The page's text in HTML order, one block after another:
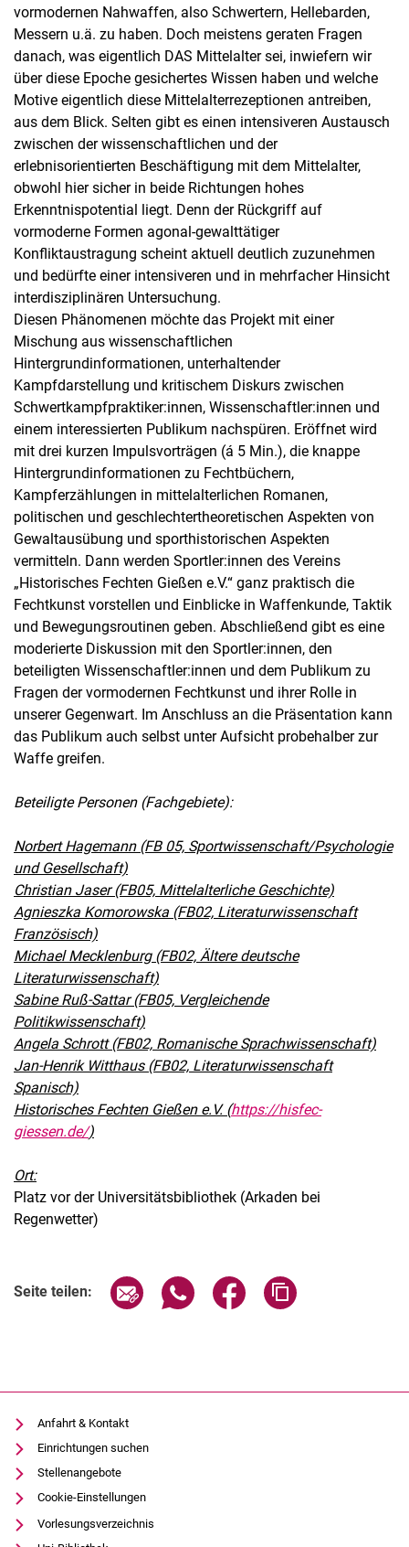
vormodernen Nahwaffen, also Schwertern, Hellebarden,
Messern u.ä. zu haben. Doch meistens geraten Fragen
danach, was eigentlich DAS Mittelalter sei, inwiefern wir
über diese Epoche gesichertes Wissen haben und welche
Motive eigentlich diese Mittelalterrezeptionen antreiben,
aus dem Blick. Selten gibt es einen intensiveren Austausch
zwischen der wissenschaftlichen und der
erlebnisorientierten Beschäftigung mit dem Mittelalter,
obwohl hier sicher in beide Richtungen hohes
Erkenntnispotential liegt. Denn der Rückgriff auf
vormoderne Formen agonal-gewalttätiger
Konfliktaustragung scheint aktuell deutlich zuzunehmen
und bedürfte einer intensiveren und in mehrfacher Hinsicht
interdisziplinären Untersuchung.
Diesen Phänomenen möchte das Projekt mit einer
Mischung aus wissenschaftlichen
Hintergrundinformationen, unterhaltender
Kampfdarstellung und kritischem Diskurs zwischen
Schwertkampfpraktiker:innen, Wissenschaftler:innen und
einem interessierten Publikum nachspüren. Eröffnet wird
mit drei kurzen Impulsvorträgen (á 5 Min.), die knappe
Hintergrundinformationen zu Fechtbüchern,
Kampferzählungen in mittelalterlichen Romanen,
politischen und geschlechtertheoretischen Aspekten von
Gewaltausübung und sporthistorischen Aspekten
vermitteln. Dann werden Sportler:innen des Vereins
„Historisches Fechten Gießen e.V.“ ganz praktisch die
Fechtkunst vorstellen und Einblicke in Waffenkunde, Taktik
und Bewegungsroutinen geben. Abschließend gibt es eine
moderierte Diskussion mit den Sportler:innen, den
beteiligten Wissenschaftler:innen und dem Publikum zu
Fragen der vormodernen Fechtkunst und ihrer Rolle in
unserer Gegenwart. Im Anschluss an die Präsentation kann
das Publikum auch selbst unter Aufsicht probehalber zur
Waffe greifen.
Beteiligte Personen (Fachgebiete):
Norbert Hagemann (FB 05, Sportwissenschaft/Psychologie
und Gesellschaft)
Christian Jaser (FB05, Mittelalterliche Geschichte)
Agnieszka Komorowska (FB02, Literaturwissenschaft
Französisch)
Michael Mecklenburg (FB02, Ältere deutsche
Literaturwissenschaft)
Sabine Ruß-Sattar (FB05, Vergleichende
Politikwissenschaft)
Angela Schrott (FB02, Romanische Sprachwissenschaft)
Jan-Henrik Witthaus (FB02, Literaturwissenschaft
Spanisch)
Historisches Fechten Gießen e.V. (https://hisfec-
giessen.de/)
Ort:
Platz vor der Universitätsbibliothek (Arkaden bei
Regenwetter)
Seite teilen: Seite über E-Mail teilen
Seite über WhatsApp teilen
Seite über Facebook
Anfahrt & Kontakt
Einrichtungen suchen
Stellenangebote
Cookie-Einstellungen
Vorlesungsverzeichnis